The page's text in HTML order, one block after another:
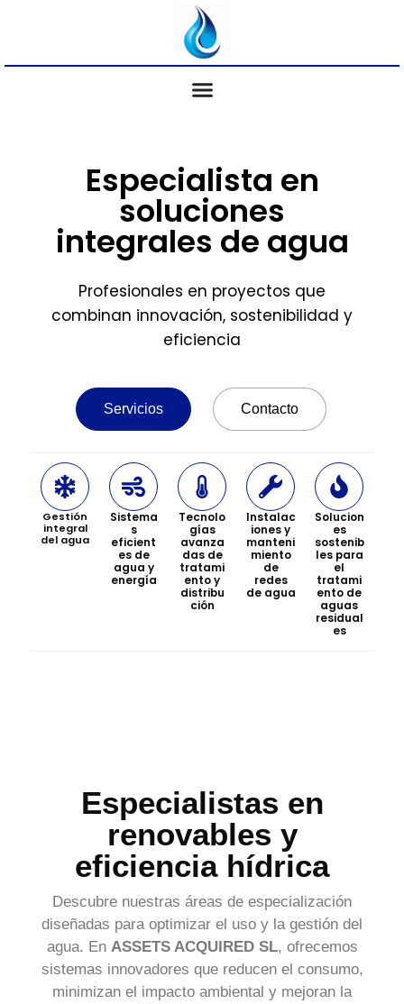
Especialista en
soluciones
integrales de agua
Profesionales en proyectos que
combinan innovación, sostenibilidad y
eficiencia
Servicios Contacto
Gestión
integral
del agua
Sistema
s
eficient
es de
agua y
energía
Tecnolo
gías
avanza
das de
tratami
ento y
distribu
ción
Instalac
iones y
manteni
miento
de
redes
de agua
Solucion
es
sostenib
les para
el
tratami
ento de
aguas
residual
es
Especialistas en
renovables y
eficiencia hídrica
Descubre nuestras áreas de especialización
diseñadas para optimizar el uso y la gestión del
agua. En ASSETS ACQUIRED SL, ofrecemos
sistemas innovadores que reducen el consumo,
minimizan el impacto ambiental y mejoran la